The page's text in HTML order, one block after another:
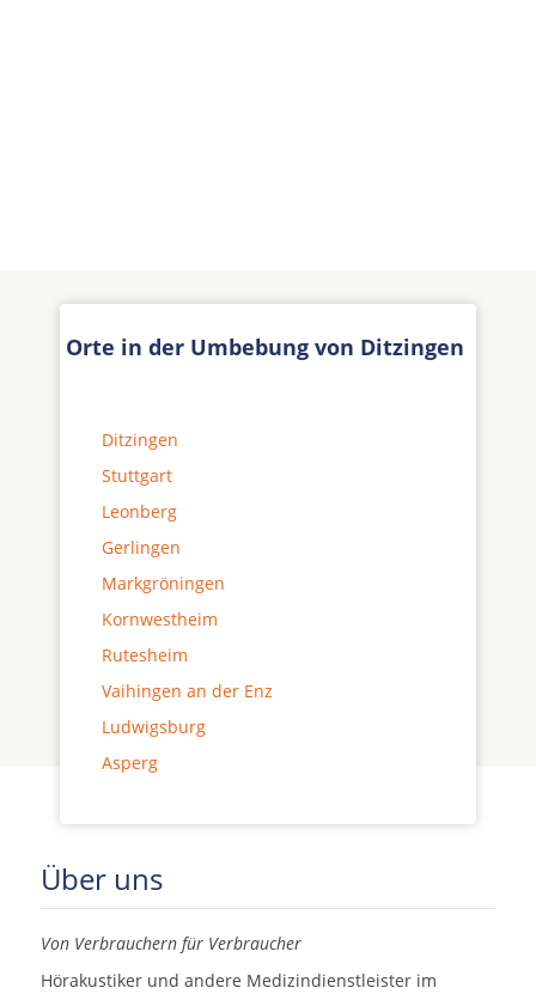
Orte in der Umbebung von Ditzingen
Ditzingen
Stuttgart
Leonberg
Gerlingen
Markgröningen
Kornwestheim
Rutesheim
Vaihingen an der Enz
Ludwigsburg
Asperg
Über uns
Von Verbrauchern für Verbraucher
Hörakustiker und andere Medizindienstleister im